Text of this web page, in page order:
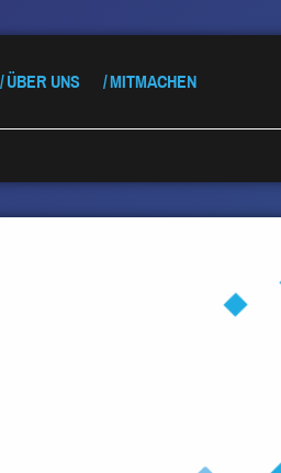
ÜBER UNS MITMACHEN